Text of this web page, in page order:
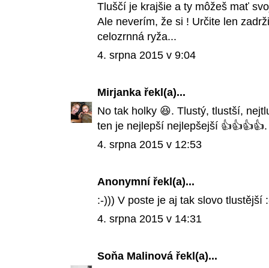
Tluščí je krajšie a ty môžeš mať
Ale neverím, že si ! Určite len
celozrnná ryža...
4. srpna 2015 v 9:04
Mirjanka řekl(a)...
No tak holky 😆. Tlustý, tlustší,
ten je nejlepší nejlepšejší
4. srpna 2015 v 12:53
Anonymní řekl(a)...
:-))) V poste je aj tak slovo tlustější
4. srpna 2015 v 14:31
Soňa Malinová řekl(a)...